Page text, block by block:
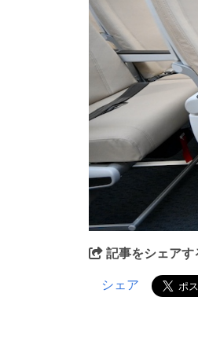
記事をシェアす
シェア